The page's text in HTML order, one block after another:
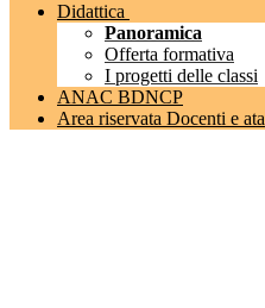
Didattica
Panoramica
Offerta formativa
I progetti delle classi
ANAC BDNCP
Area riservata Docenti e ata